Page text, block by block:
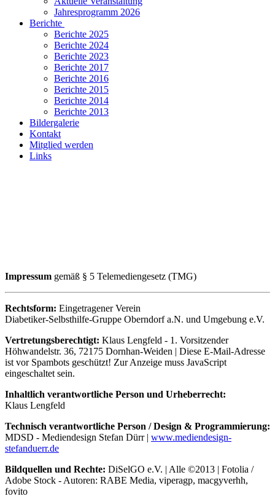
Jahresprogramm 2026
Berichte
Berichte 2025
Berichte 2024
Berichte 2023
Berichte 2017
Berichte 2016
Berichte 2015
Berichte 2014
Berichte 2013
Bildergalerie
Kontakt
Mitglied werden
Links
Impressum gemäß § 5 Telemediengesetz (TMG)
Rechtsform: Eingetragener Verein
Diabetiker-Selbsthilfe-Gruppe Oberndorf a.N. und Umgebung e.V.
Vertretungsberechtigt: Klaus Lengfeld - 1. Vorsitzender
Höhwandelstr. 36, 72175 Dornhan-Weiden | Diese E-Mail-Adresse
ist vor Spambots geschützt! Zur Anzeige muss JavaScript
eingeschaltet sein.
Inhaltlich verantwortliche Person und Urheberrecht:
Klaus Lengfeld
Technisch verantwortliche Person / Design & Programmierung:
MDSD - Mediendesign Stefan Dürr | www.mediendesign-
stefanduerr.de
Bildquellen und Rechte: DiSelGO e.V. | Alle ©2013 | Fotolia /
Adobe Stock - Autoren: RABE Media, viperagp, macgyverhh,
fovito